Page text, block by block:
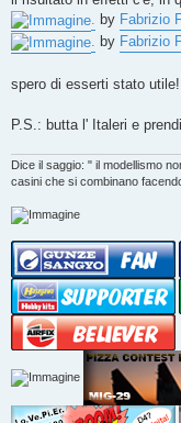
. by Fabrizio
by Fabrizio
spero di esserti stato utile!
P.S.: butta l' Italeri e
Dice il saggio: " il modellismo
casini che si combinano